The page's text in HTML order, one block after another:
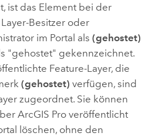
ist das Element bei der
Besitzer oder
im Portal als (gehostet)
"gehostet" gekennzeichnet.
Feature-Layer, die
(gehostet) verfügen, sind
zugeordnet. Sie können
ArcGIS Proveröffentlicht
löschen, ohne den